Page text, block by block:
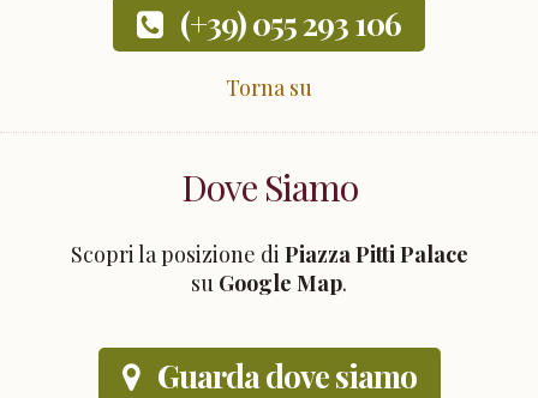
(+39) 055 293 106
Torna su
Dove Siamo
Scopri la posizione di Piazza Pitti Palace
su Google Map.
Guarda dove siamo